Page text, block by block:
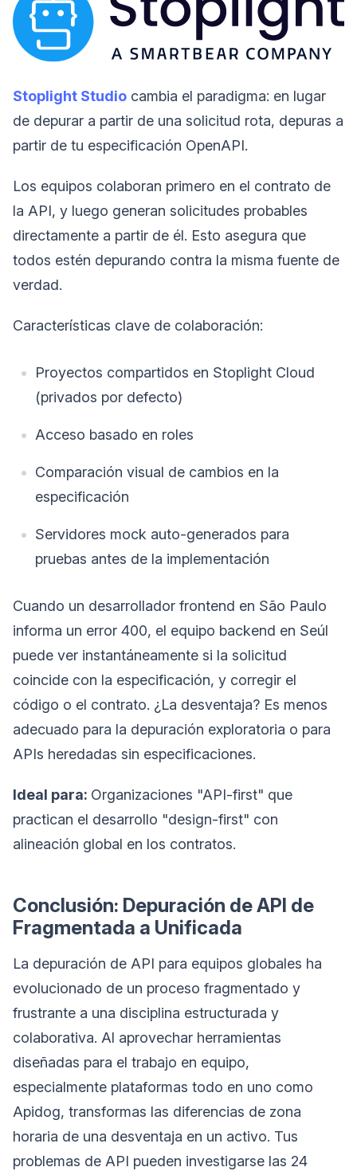
Stoplight Studio cambia el paradigma: en lugar
de depurar a partir de una solicitud rota, depuras a
partir de tu especificación OpenAPI.
Los equipos colaboran primero en el contrato de
la API, y luego generan solicitudes probables
directamente a partir de él. Esto asegura que
todos estén depurando contra la misma fuente de
verdad.
Características clave de colaboración:
Proyectos compartidos en Stoplight Cloud
(privados por defecto)
Acceso basado en roles
Comparación visual de cambios en la
especificación
Servidores mock auto-generados para
pruebas antes de la implementación
Cuando un desarrollador frontend en São Paulo
informa un error 400, el equipo backend en Seúl
puede ver instantáneamente si la solicitud
coincide con la especificación, y corregir el
código o el contrato. ¿La desventaja? Es menos
adecuado para la depuración exploratoria o para
APIs heredadas sin especificaciones.
Ideal para: Organizaciones "API-first" que
practican el desarrollo "design-first" con
alineación global en los contratos.
Conclusión: Depuración de API de
Fragmentada a Unificada
La depuración de API para equipos globales ha
evolucionado de un proceso fragmentado y
frustrante a una disciplina estructurada y
colaborativa. Al aprovechar herramientas
diseñadas para el trabajo en equipo,
especialmente plataformas todo en uno como
Apidog, transformas las diferencias de zona
horaria de una desventaja en un activo. Tus
problemas de API pueden investigarse las 24